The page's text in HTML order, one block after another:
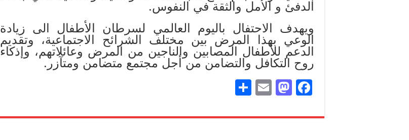
الدفئ و الأمل والثقة في النفوس.
ويهدف الاحتفال باليوم العالمي لسرطان الأطفال الى زيادة
الوعي بهذا المرض بين مختلف الشرائح الاجتماعية، وتقديم
الدعم للأطفال المصابين والناجين من المرض وعائلاتهم، وإذكاء
روح التكافل والتضامن من أجل مجتمع متضامن ومتآزر.
Fa
bo
M
to
E
ail
re